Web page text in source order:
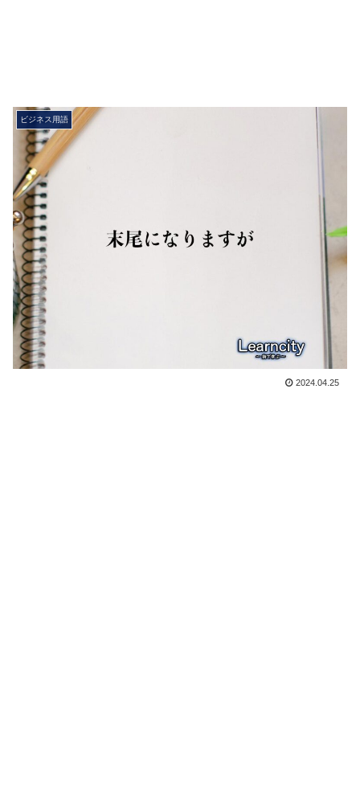
ビジネス用語
2024.04.25